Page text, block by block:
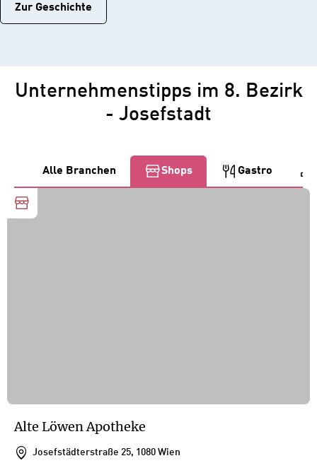
Zur Geschichtе
Unternehmenstipps im 8. Bezirk
- Josefstadt
Alle Branchen Shops Gastro
Alte Löwen Apotheke
Josefstädterstraße 25, 1080 Wien